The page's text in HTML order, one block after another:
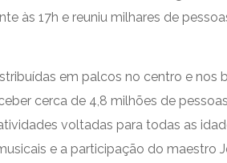
às 17h e reuniu milhares de
em palcos no centro e nos
cerca de 4,8 milhões de
voltadas para todas as
e a participação do